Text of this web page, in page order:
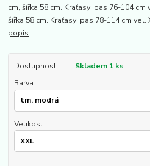
cm, šířka 58 cm. Kraťasy: pas 76-104
šířka 58 cm. Kraťasy: pas 78-114 cm
popis
Dostupnost
Skladem 1 ks
Barva
Velikost